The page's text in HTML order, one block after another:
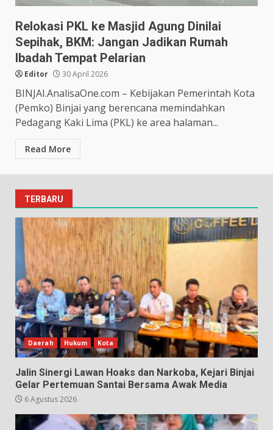
Relokasi PKL ke Masjid Agung Dinilai
Sepihak, BKM: Jangan Jadikan Rumah
Ibadah Tempat Pelarian
Editor 30 April 2026
BINJAI.AnalisaOne.com – Kebijakan Pemerintah Kota
(Pemko) Binjai yang berencana memindahkan
Pedagang Kaki Lima (PKL) ke area halaman...
Read More
TERBARU
Daerah Hukum Kota
Jalin Sinergi Lawan Hoaks dan Narkoba, Kejari Binjai
Gelar Pertemuan Santai Bersama Awak Media
6 Agustus 2026